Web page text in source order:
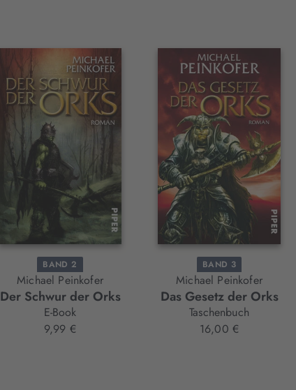
BAND 2
Michael Peinkofer
Der Schwur der Orks
E-Book
9,99 €
BAND 3
Michael Peinkofer
Das Gesetz der Orks
Taschenbuch
16,00 €